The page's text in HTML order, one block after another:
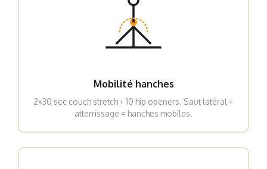
Mobilité hanches
2×30 sec couch stretch + 10 hip openers. Saut latéral +
atterrissage = hanches mobiles.